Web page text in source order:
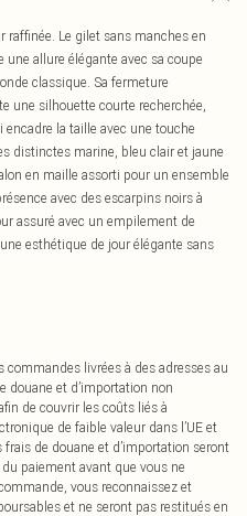
raffinée. Le gilet sans manches en
allure élégante avec sa coupe
classique. Sa fermeture
une silhouette courte recherchée,
la taille avec une touche
distinctes marine, bleu clair et jaune
en maille assorti pour un ensemble
avec des escarpins noirs à
assuré avec un empilement de
esthétique de jour élégante sans
livrées à des adresses au
douane et d’importation non
de couvrir les coûts liés à
de faible valeur dans l’UE et
de douane et d’importation seront
paiement avant que vous ne
vous reconnaissez et
et ne seront pas restitués en